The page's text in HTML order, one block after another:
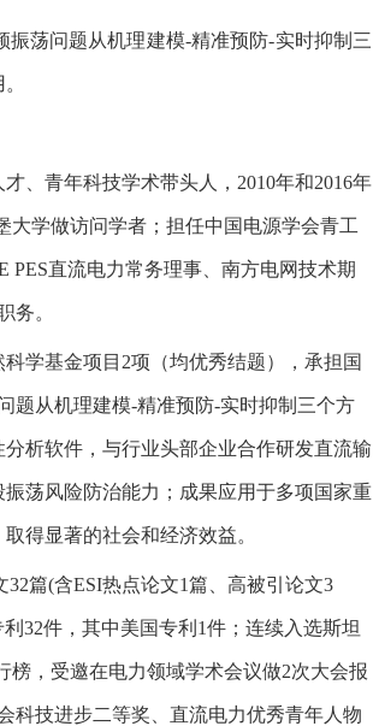
荡问题从机理建模-精准预防-实时抑制三
、青年科技学术带头人，2010年和2016年
大学做访问学者；担任中国电源学会青工
直流电力常务理事、南方电网技术期
务。
学基金项目2项（均优秀结题），承担国
题从机理建模-精准预防-实时抑制三个方
析软件，与行业头部企业合作研发直流输
荡风险防治能力；成果应用于多项国家重
得显著的社会和经济效益。
篇(含ESI热点论文1篇、高被引论文3
32件，其中美国专利1件；连续入选斯坦
，受邀在电力领域学术会议做2次大会报
科技进步二等奖、直流电力优秀青年人物